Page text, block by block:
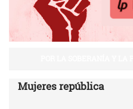
Mujeres república